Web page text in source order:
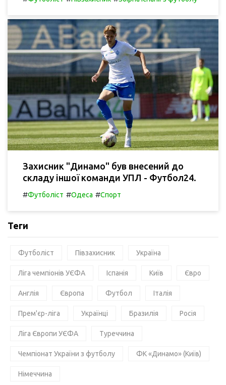
Захисник "Динамо" був внесений до
складу іншої команди УПЛ - Футбол24.
#Футболіст #Одеса #Спорт
Теги
Футболіст Півзахисник Україна
Ліга чемпіонів УЄФА Іспанія Київ Євро
Англія Європа Футбол Італія
Прем'єр-ліга Українці Бразилія Росія
Ліга Європи УЄФА Туреччина
Чемпіонат України з футболу ФК «Динамо» (Київ)
Німеччина